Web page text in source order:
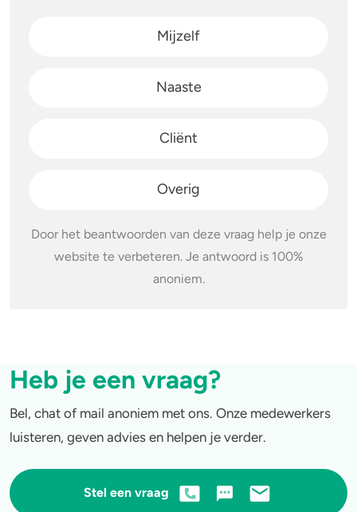
Heroïne
Crack
Mijzelf
Naaste
Cliënt
Overig
Door het beantwoorden van deze vraag help je onze
website te verbeteren. Je antwoord is 100%
anoniem.
Heb je een vraag?
Bel, chat of mail anoniem met ons. Onze medewerkers
luisteren, geven advies en helpen je verder.
Stel een vraag